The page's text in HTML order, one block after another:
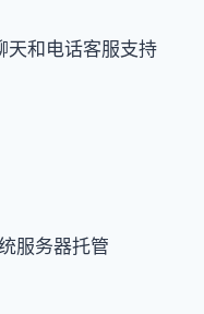
天和电话客服支持
服务器托管